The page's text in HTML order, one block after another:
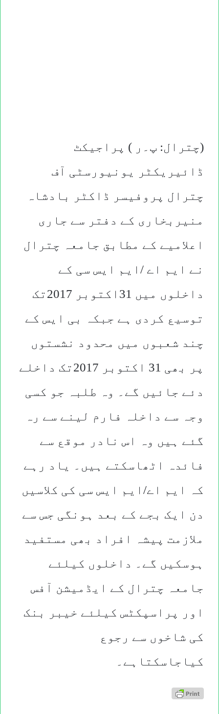
(چترال: پ۔ر ) پراجیکٹ
ڈائیریکٹر یونیورسٹی آف
چترال پروفیسر ڈاکٹر بادشاہ
منیربخاری کے دفتر سے جاری
اعلامیے کے مطابق جامعہ چترال
نے ایم اے /ایم ایس سی کے
داخلوں میں 31اکتوبر 2017تک
توسیع کردی ہے جبکہ بی ایس کے
چند شعبوں میں محدود نشستوں
پر بھی 31 اکتوبر 2017تک داخلے
دئے جائیں گے۔ وہ طلبہ جو کسی
وجہ سے داخلہ فارم لینے سے رہ
گئے ہیں وہ اس نادر موقع سے
فائدہ اٹھاسکتے ہیں۔ یاد رہے
کہ ایم اے/ایم ایس سی کی کلاسیں
دن ایک بجے کے بعد ہونگی جس سے
ملازمت پیشہ افراد بھی مستفید
ہوسکیں گے۔ داخلوں کیلئے
جامعہ چترال کے ایڈمیشن آفس
اور پراسپکٹس کیلئے خیبر بنک
کی شاخوں سے رجوع
کیاجاسکتاہے۔